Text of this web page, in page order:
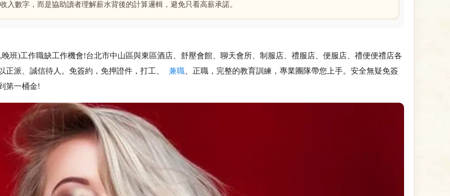
入數字，而是協助讀者理解薪水背後的計算邏輯，避免只看高薪承諾。
班)工作職缺工作機會!台北市中山區與東區酒店、舒壓會館、聊天會所、制服店、禮服店、便服店、禮便便禮店各
派、誠信待人。免簽約，免押證件，打工、
兼職 、正職，完整的教育訓練，專業團隊帶您上手。安全無疑免簽
第一桶金!